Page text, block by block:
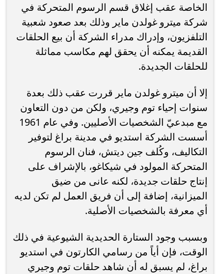
الخاصة عقب إغلاق قسم الرسوم المتحركة في
شركة ميترو غولدن ماير وذلك بعد صعود شعبية
التلفزيون، وإدراك مدراء الشركة أن بيع الحلقات
القديمة يمكنه أن يحقق لهم مكاسب مماثلة
للحلقات الجديدة.
إلا أن ميترو غولدن ماير قررت عقب ذلك بعدة
سنوات إحياء توم وجيري، ولكن من دون التعاون
مع مبدعيّ الشخصيات الأصليين. وفي عام 1961
أسست الشركة استديو في مدينة براغ لتوفير
التكاليف، وكُلف جين ديتش، فنان الرسوم
المتحركة المولود في شيكاغو، بالإشراف على
إنتاج حلقات جديدة، لكنه عانى من ضيق
الميزانية، إضافة إلى أن فريق العمل لم تكن لديه
أي معرفة بالشخصيات الأصلية.
وبسبب وجود الستارة الحديدية الشيوعية في ذلك
الوقت، فإن أياً من رسامي الكارتون في استديو
براغ، لم يسبق له أن شاهد حلقات توم وجيري